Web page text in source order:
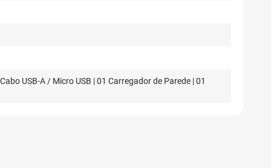
USB-A / Micro USB | 01 Carregador de Parede | 01